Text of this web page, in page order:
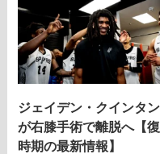
ジェイデン・クインタ
が右膝手術で離脱へ【
時期の最新情報】